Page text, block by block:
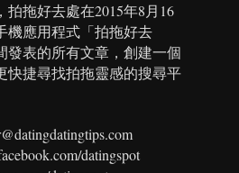
拍拖好去處在2015年8月16
機應用程式「拍拖好去
發表的所有文章，創建一個
快捷尋找拍拖靈感的搜尋平
datingspot